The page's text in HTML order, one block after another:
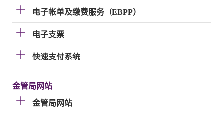
电子帐单及缴费服务（EBPP）
电子支票
快速支付系统
金管局网站
金管局网站